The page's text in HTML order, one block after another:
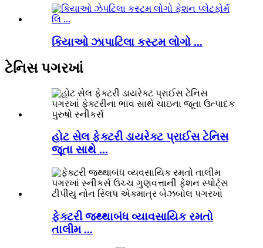
કિયાઓ ઝાપાટિલા કસ્ટમ લોગો ...
ટેનિસ પગરખાં
હોટ સેલ ફેક્ટરી ડાયરેક્ટ પ્રાઈસ ટેનિસ
જૂતા સાથે ...
ફેક્ટરી જથ્થાબંધ વ્યાવસાયિક રમતો
તાલીમ ...